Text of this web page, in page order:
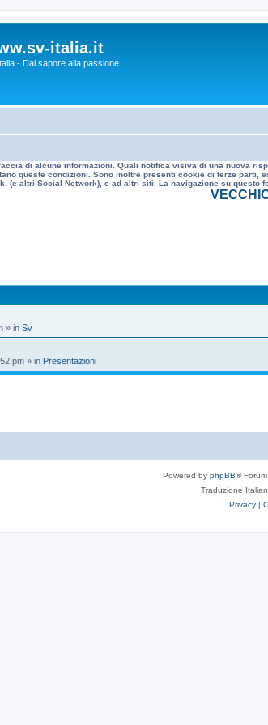
italia.it
- Dai sapore alla passione
di alcune informazioni. Quali notifica visiva di una nuova
queste condizioni. Sono inoltre presenti cookie di terze
(e altri Social Network), e ad altri siti. La navigazione su
» in Sv
pm » in Presentazioni
Powered by phpBB®
Traduzione
Privacy |